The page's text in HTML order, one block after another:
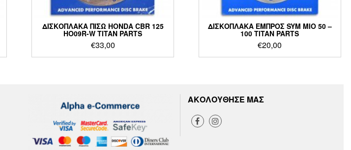
ΔΙΣΚΟΠΛΑΚΑ ΠΙΣΩ HONDA CBR 125
HO09R-W TITAN PARTS
€33,00
ΔΙΣΚΟΠΛΑΚΑ ΕΜΠΡΟΣ SYM MIO 50 –
100 TITAN PARTS
€20,00
ΑΚΟΛΟΥΘΗΣΕ ΜΑΣ